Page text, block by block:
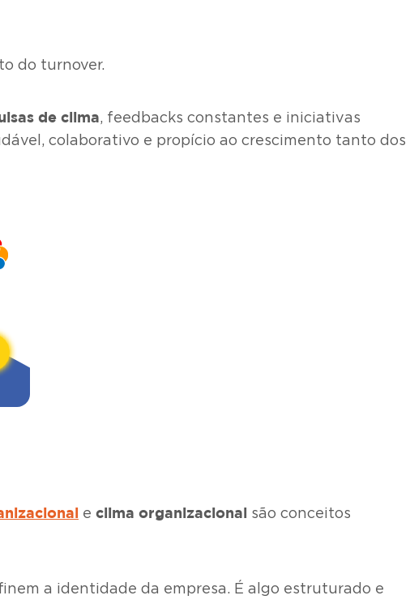
do turnover.
de clima, feedbacks constantes e iniciativas
colaborativo e propício ao crescimento tanto dos
e clima organizacional são conceitos
a identidade da empresa. É algo estruturado e